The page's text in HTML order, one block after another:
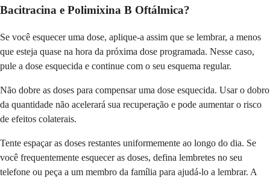
Bacitracina e Polimixina B Oftálmica?
Se você esquecer uma dose, aplique-a assim que se lembrar, a menos
que esteja quase na hora da próxima dose programada. Nesse caso,
pule a dose esquecida e continue com o seu esquema regular.
Não dobre as doses para compensar uma dose esquecida. Usar o dobro
da quantidade não acelerará sua recuperação e pode aumentar o risco
de efeitos colaterais.
Tente espaçar as doses restantes uniformemente ao longo do dia. Se
você frequentemente esquecer as doses, defina lembretes no seu
telefone ou peça a um membro da família para ajudá-lo a lembrar. A